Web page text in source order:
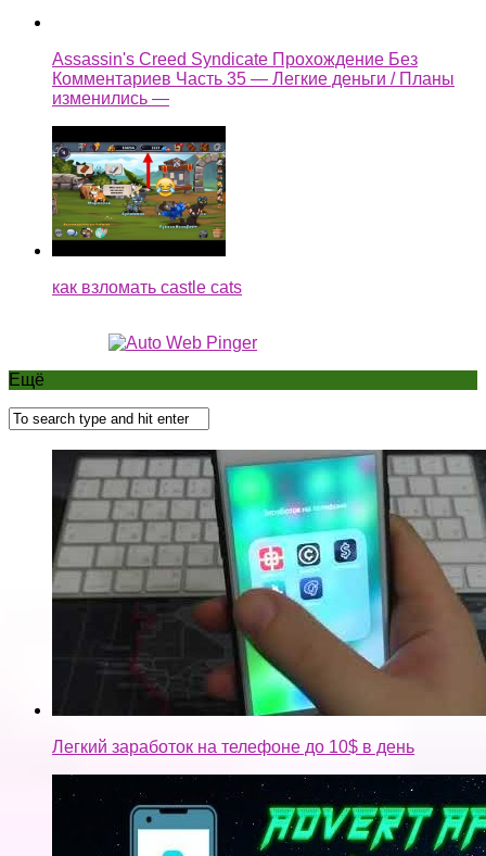
Assassin's Creed Syndicate Прохождение Без
Комментариев Часть 35 — Легкие деньги / Планы
изменились —
как взломать castle cats
Ещё
Легкий заработок на телефоне до 10$ в день